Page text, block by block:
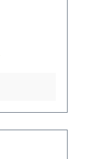
mit 1 l.